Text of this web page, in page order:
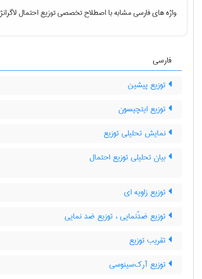
واژه های فارسی مشابه با اصطلاح تخصصیتوزیع احتمال لاگرانژ
فارسی
توزیع پیشین
توزیع ایتچیسون
نمایش تحلیلی توزیع
بیان تحلیلی توزیع احتمال
توزیع زاویه ای
توزیع ضدّنمایی ، توزیع ضد نمایی
تقریب توزیع
توزیع آرک‌سینوسی